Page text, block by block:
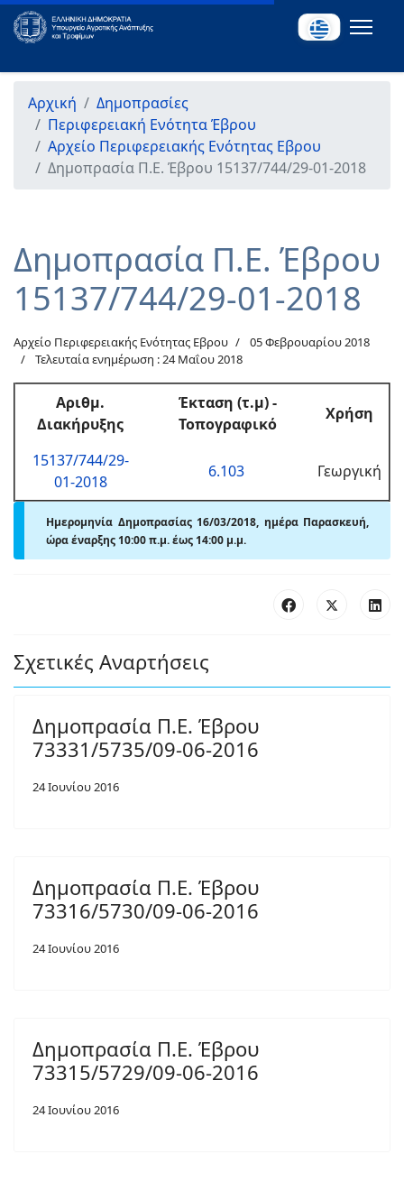
Αρχική
Δημοπρασίες
Περιφερειακή Ενότητα Έβρου
Αρχείο Περιφερειακής Ενότητας Εβρου
Δημοπρασία Π.Ε. Έβρου 15137/744/29-01-2018
Δημοπρασία Π.Ε. Έβρου
15137/744/29-01-2018
Αρχείο Περιφερειακής Ενότητας Εβρου
05 Φεβρουαρίου 2018
Τελευταία ενημέρωση : 24 Μαΐου 2018
Αριθμ.
Διακήρυξης
Έκταση (τ.μ) -
Τοπογραφικό
Χρήση
15137/744/29-
01-2018
6.103 Γεωργική
Ημερομηνία Δημοπρασίας 16/03/2018, ημέρα Παρασκευή,
ώρα έναρξης 10:00 π.μ. έως 14:00 μ.μ.
Σχετικές Αναρτήσεις
Δημοπρασία Π.Ε. Έβρου
73331/5735/09-06-2016
24 Ιουνίου 2016
Δημοπρασία Π.Ε. Έβρου
73316/5730/09-06-2016
24 Ιουνίου 2016
Δημοπρασία Π.Ε. Έβρου
73315/5729/09-06-2016
24 Ιουνίου 2016